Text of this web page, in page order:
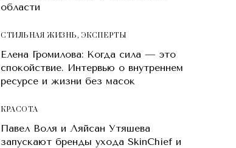
области
СТИЛЬНАЯ ЖИЗНЬ, ЭКСПЕРТЫ
Елена Громилова: Когда сила — это
спокойствие. Интервью о внутреннем
ресурсе и жизни без масок
КРАСОТA
Павел Воля и Ляйсан Утяшева
запускают бренды ухода SkinChief и